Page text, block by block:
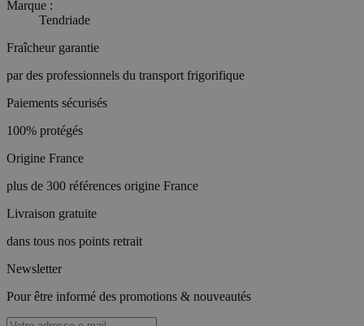
Marque :
Tendriade
Fraîcheur garantie
par des professionnels du transport frigorifique
Paiements sécurisés
100% protégés
Origine France
plus de 300 références origine France
Livraison gratuite
dans tous nos points retrait
Newsletter
Pour être informé des promotions & nouveautés